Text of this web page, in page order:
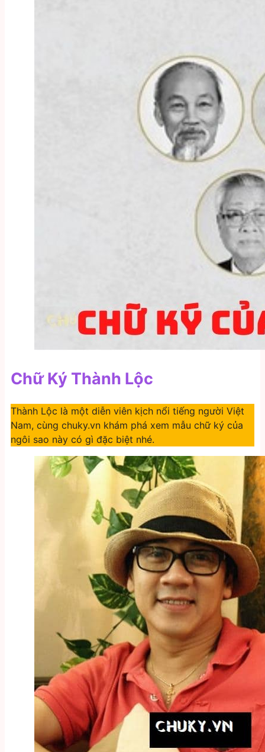
Chữ Ký Thành Lộc
Thành Lộc là một diễn viên kịch nổi tiếng người Việt
Nam, cùng chuky.vn khám phá xem mẫu chữ ký của
ngôi sao này có gì đặc biệt nhé.